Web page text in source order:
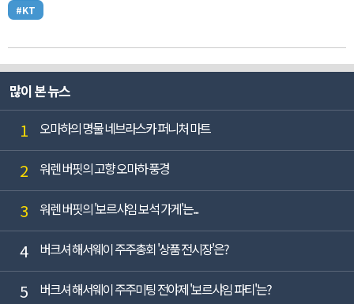
#KT
많이 본 뉴스
1 오마하의 명물 네브라스카 퍼니처 마트
2 워렌 버핏의 고향 오마하 풍경
3 워렌 버핏의 '보르샤임 보석 가게'는...
4 버크셔 해서웨이 주주총회 '상품 전시장'은?
5 버크셔 해서웨이 주주미팅 전야제 '보르샤임 파티'는?